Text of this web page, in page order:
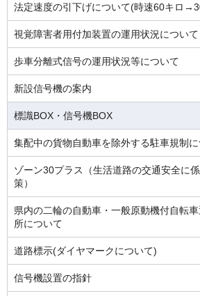
法定速度の引下げについて(時速60キロ
視覚障害者用付加装置の運用状況について
歩車分離式信号の運用状況等について
新設信号機の案内
標識BOX・信号機BOX
集配中の貨物自動車を除外する駐車規制
ゾーン30プラス（生活道路の交通安全に
策）
県内の二輪の自動車・一般原動機付自転
所について
道路標示(ダイヤマークについて)
信号機設置の指針